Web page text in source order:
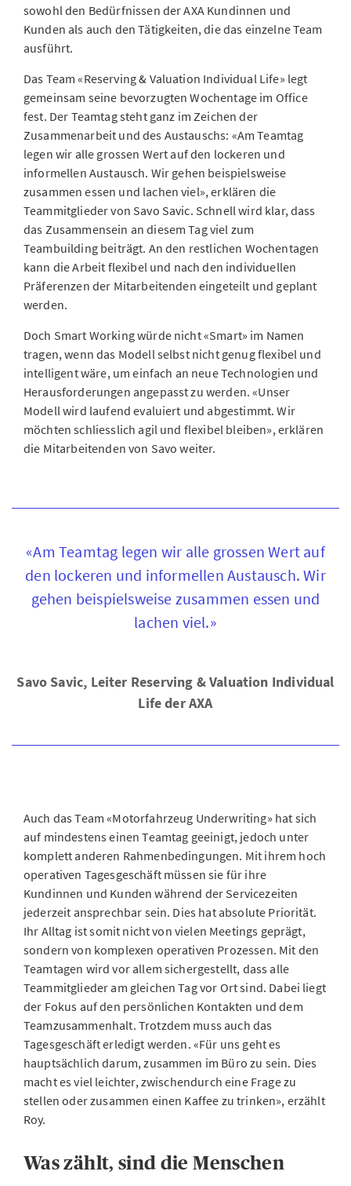
sowohl den Bedürfnissen der AXA Kundinnen und
Kunden als auch den Tätigkeiten, die das einzelne Team
ausführt.
Das Team «Reserving & Valuation Individual Life» legt
gemeinsam seine bevorzugten Wochentage im Office
fest. Der Teamtag steht ganz im Zeichen der
Zusammenarbeit und des Austauschs: «Am Teamtag
legen wir alle grossen Wert auf den lockeren und
informellen Austausch. Wir gehen beispielsweise
zusammen essen und lachen viel», erklären die
Teammitglieder von Savo Savic. Schnell wird klar, dass
das Zusammensein an diesem Tag viel zum
Teambuilding beiträgt. An den restlichen Wochentagen
kann die Arbeit flexibel und nach den individuellen
Präferenzen der Mitarbeitenden eingeteilt und geplant
werden.
Doch Smart Working würde nicht «Smart» im Namen
tragen, wenn das Modell selbst nicht genug flexibel und
intelligent wäre, um einfach an neue Technologien und
Herausforderungen angepasst zu werden. «Unser
Modell wird laufend evaluiert und abgestimmt. Wir
möchten schliesslich agil und flexibel bleiben», erklären
die Mitarbeitenden von Savo weiter.
«Am Teamtag legen wir alle grossen Wert auf
den lockeren und informellen Austausch. Wir
gehen beispielsweise zusammen essen und
lachen viel.»
Savo Savic, Leiter Reserving & Valuation Individual
Life der AXA
Auch das Team «Motorfahrzeug Underwriting» hat sich
auf mindestens einen Teamtag geeinigt, jedoch unter
komplett anderen Rahmenbedingungen. Mit ihrem hoch
operativen Tagesgeschäft müssen sie für ihre
Kundinnen und Kunden während der Servicezeiten
jederzeit ansprechbar sein. Dies hat absolute Priorität.
Ihr Alltag ist somit nicht von vielen Meetings geprägt,
sondern von komplexen operativen Prozessen. Mit den
Teamtagen wird vor allem sichergestellt, dass alle
Teammitglieder am gleichen Tag vor Ort sind. Dabei liegt
der Fokus auf den persönlichen Kontakten und dem
Teamzusammenhalt. Trotzdem muss auch das
Tagesgeschäft erledigt werden. «Für uns geht es
hauptsächlich darum, zusammen im Büro zu sein. Dies
macht es viel leichter, zwischendurch eine Frage zu
stellen oder zusammen einen Kaffee zu trinken», erzählt
Roy.
Was zählt, sind die Menschen